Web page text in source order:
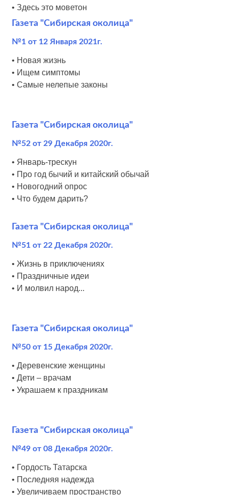
• Здесь это моветон
Газета "Сибирская околица"
№1 от 12 Января 2021г.
• Новая жизнь
• Ищем симптомы
• Самые нелепые законы
Газета "Сибирская околица"
№52 от 29 Декабря 2020г.
• Январь-трескун
• Про год бычий и китайский обычай
• Новогодний опрос
• Что будем дарить?
Газета "Сибирская околица"
№51 от 22 Декабря 2020г.
• Жизнь в приключениях
• Праздничные идеи
• И молвил народ...
Газета "Сибирская околица"
№50 от 15 Декабря 2020г.
• Деревенские женщины
• Дети – врачам
• Украшаем к праздникам
Газета "Сибирская околица"
№49 от 08 Декабря 2020г.
• Гордость Татарска
• Последняя надежда
• Увеличиваем пространство